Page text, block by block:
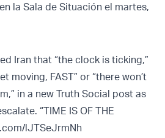
la Sala de Situación el martes,
Iran that “the clock is ticking,”
moving, FAST” or “there won’t
in a new Truth Social post as
“TIME IS OF THE
lJTSeJrmNh